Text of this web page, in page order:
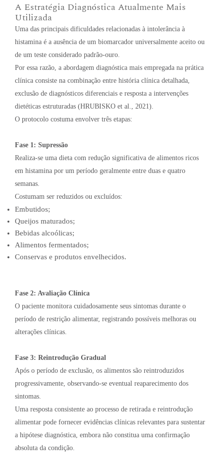
A Estratégia Diagnóstica Atualmente Mais
Utilizada
Uma das principais dificuldades relacionadas à intolerância à
histamina é a ausência de um biomarcador universalmente aceito ou
de um teste considerado padrão-ouro.
Por essa razão, a abordagem diagnóstica mais empregada na prática
clínica consiste na combinação entre história clínica detalhada,
exclusão de diagnósticos diferenciais e resposta a intervenções
dietéticas estruturadas (HRUBISKO et al., 2021).
O protocolo costuma envolver três etapas:
Fase 1: Supressão
Realiza-se uma dieta com redução significativa de alimentos ricos
em histamina por um período geralmente entre duas e quatro
semanas.
Costumam ser reduzidos ou excluídos:
Embutidos;
Queijos maturados;
Bebidas alcoólicas;
Alimentos fermentados;
Conservas e produtos envelhecidos.
Fase 2: Avaliação Clínica
O paciente monitora cuidadosamente seus sintomas durante o
período de restrição alimentar, registrando possíveis melhoras ou
alterações clínicas.
Fase 3: Reintrodução Gradual
Após o período de exclusão, os alimentos são reintroduzidos
progressivamente, observando-se eventual reaparecimento dos
sintomas.
Uma resposta consistente ao processo de retirada e reintrodução
alimentar pode fornecer evidências clínicas relevantes para sustentar
a hipótese diagnóstica, embora não constitua uma confirmação
absoluta da condição.